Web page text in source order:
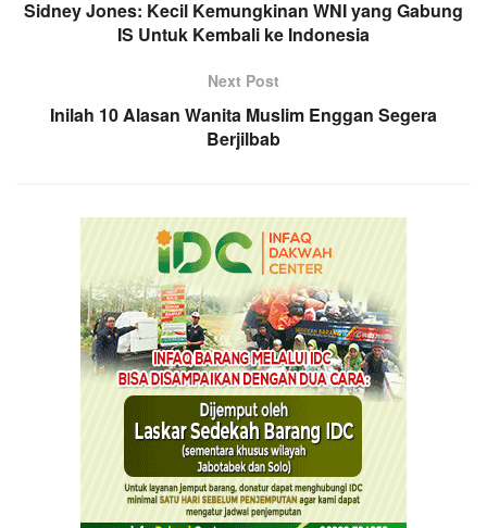
Sidney Jones: Kecil Kemungkinan WNI yang Gabung
IS Untuk Kembali ke Indonesia
Next Post
Inilah 10 Alasan Wanita Muslim Enggan Segera
Berjilbab